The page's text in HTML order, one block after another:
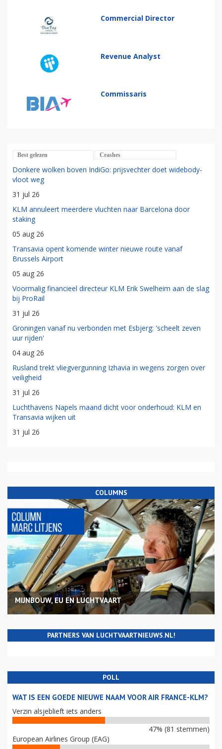
Commercial Director
Revenue Analyst
Commissaris
Best gelezen Crashes
Donkere wolken boven IndiGo: prijsvechter doet widebody-
vloot weg
31 jul 26
KLM annuleert meerdere vluchten naar Barcelona door
staking
05 aug 26
Transavia opent komende winter nieuwe route vanaf
Brussels Airport
05 aug 26
Voormalig financieel directeur KLM Erik Swelheim aan de slag
bij ProRail
31 jul 26
Groningen vanaf nu verbonden met Esbjerg: 'scheelt zeven
uur rijden'
04 aug 26
Rusland trekt vliegvergunning Izhavia in wegens zorgen over
veiligheid
31 jul 26
Luchthavens Napels maand dicht voor onderhoud: KLM en
Transavia wijken uit
31 jul 26
COLUMNS
MIJNBOUW, EU EN LUCHTVAART
PARTNERS VAN LUCHTVAARTNIEUWS.NL!
POLL
WAT IS EEN GOEDE NIEUWE NAAM VOOR AIR FRANCE-KLM?
Verzin alsjeblieft iets anders
47% (81 stemmen)
European Airlines Group (EAG)